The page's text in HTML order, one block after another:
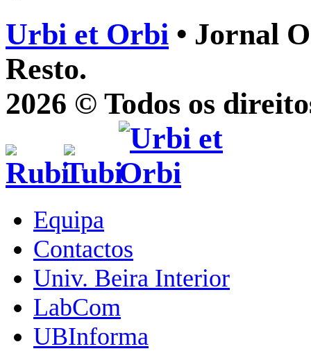
Urbi et Orbi • Jornal
Resto.
2026 © Todos os
Equipa
Contactos
Univ. Beira Interior
LabCom
UBInforma